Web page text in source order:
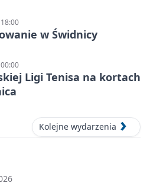
w Świdnicy
Ligi Tenisa na kortach
Kolejne wydarzenia